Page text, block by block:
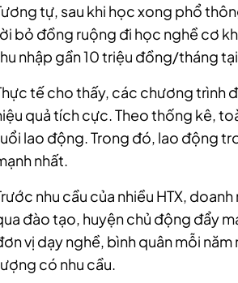
tự, sau khi học xong phổ
bỏ đồng ruộng đi học nghề cơ
nhập gần 10 triệu đồng/tháng
tế cho thấy, các chương trình
quả tích cực. Theo thống kê,
lao động. Trong đó, lao động
nhất.
nhu cầu của nhiều HTX,
đào tạo, huyện chủ động đẩy
vị dạy nghề, bình quân mỗi
có nhu cầu.